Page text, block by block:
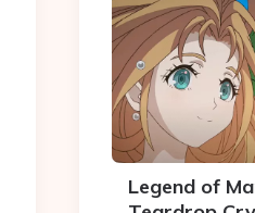
Legend of